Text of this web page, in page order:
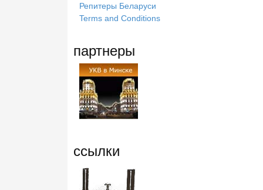
Репитеры Беларуси
Terms and Conditions
партнеры
ссылки